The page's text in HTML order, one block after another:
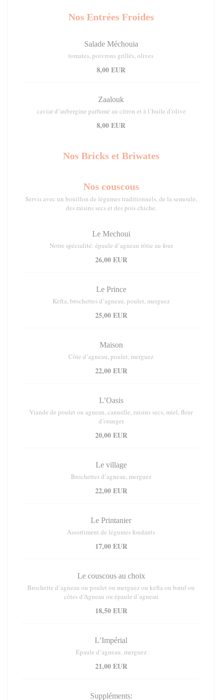
Nos Entrées Froides
Salade Méchouia
tomates, poivrons grillés, olives
8,00 EUR
Zaalouk
caviar d’aubergine parfumé au citron et à l’huile d’olive
8,00 EUR
Nos Bricks et Briwates
Nos couscous
Servis avec un bouillon de légumes traditionnels, de la semoule,
des raisins secs et des pois chiche.
Le Mechoui
Notre spécialité: épaule d’agneau rôtie au four
26,00 EUR
Le Prince
Kefta, brochettes d’agneau, poulet, merguez
25,00 EUR
Maison
Côte d’agneau, poulet, merguez
22,00 EUR
L’Oasis
Viande de poulet ou agneau, cannelle, raisins secs, miel, fleur
d’oranger
20,00 EUR
Le village
Brochettes d’agneau, merguez
22,00 EUR
Le Printanier
Assortiment de légumes fondants
17,00 EUR
Le couscous au choix
Brochette d’agneau ou poulet ou merguez ou kefta ou bœuf ou
côtes d’Agneau ou épaule d’agneau
18,50 EUR
L’Impérial
Épaule d’agneau, merguez
21,00 EUR
Suppléments: